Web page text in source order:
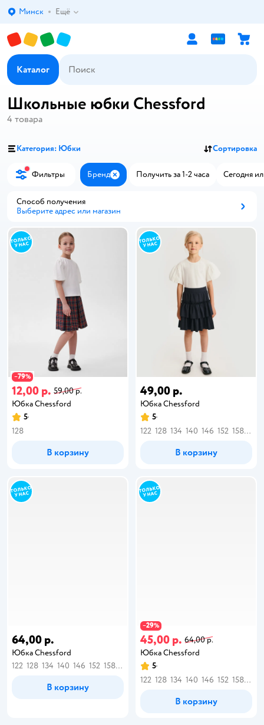
Выбор адреса доставки.
Минск Ещё
Каталог
Школьные юбки Chessford
4 товара
Категория: Юбки Сортировка
Фильтры Бренд ЗакрытьПолучить за 1-2 часа Сегодня
Способ получения
Выберите адрес или магазин
−79%
12,00 р. 59,00 р.
Юбка Chessford
5
128
В корзину
49,00 р.
Юбка Chessford
5
122 128 134 140 146 152 158 164
В корзину
64,00 р.
Юбка Chessford
122 128 134 140 146 152 158 164
В корзину
−29%
45,00 р. 64,00 р.
Юбка Chessford
5
122 128 134 140 146 152 158 164
В корзину